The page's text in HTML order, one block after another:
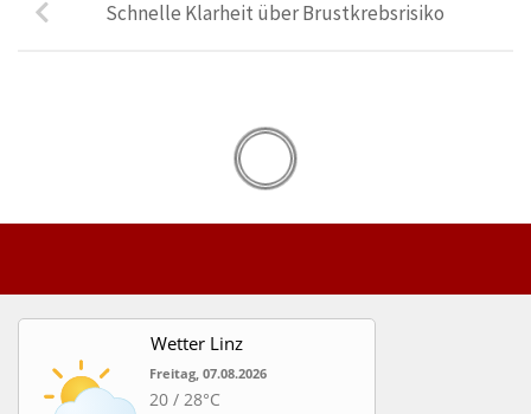
Schnelle Klarheit über Brustkrebsrisiko
Wetter Linz
Freitag, 07.08.2026
20 / 28°C